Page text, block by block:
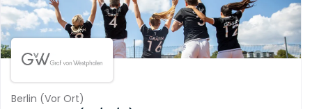
Berlin (Vor Ort)